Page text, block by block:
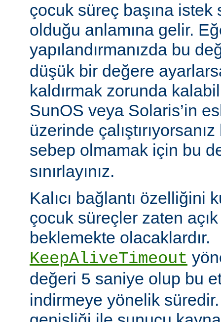
çocuk süreç başına istek
olduğu anlamına gelir.
yapılandırmanızda bu
düşük bir değere
kaldırmak zorunda
SunOS veya Solaris’in
üzerinde
sebep olmamak için bu
sınırlayınız.
Kalıcı bağlantı özelliğini
çocuk süreçler zaten
beklemekte olacaklardır.
KeepAliveTimeout
değeri 5 saniye olup bu
indirmeye yönelik